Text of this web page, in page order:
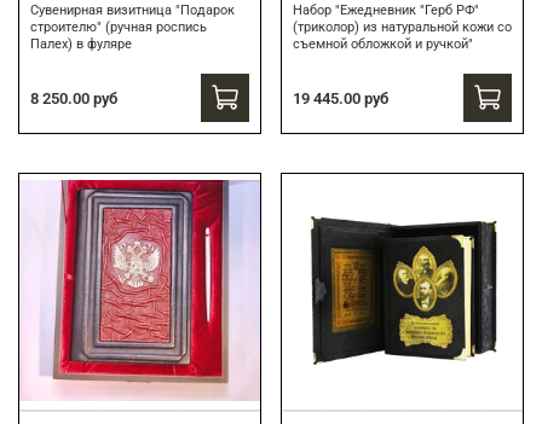
Сувенирная визитница "Подарок
строителю" (ручная роспись
Палех) в фуляре
8 250.00 руб
Набор "Ежедневник "Герб РФ"
(триколор) из натуральной кожи со
съемной обложкой и ручкой"
19 445.00 руб